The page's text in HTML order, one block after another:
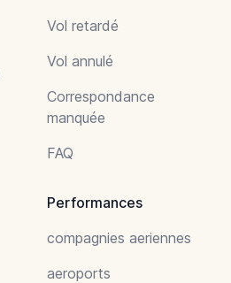
Vol retardé
Vol annulé
Correspondance
manquée
FAQ
Performances
compagnies aeriennes
aeroports